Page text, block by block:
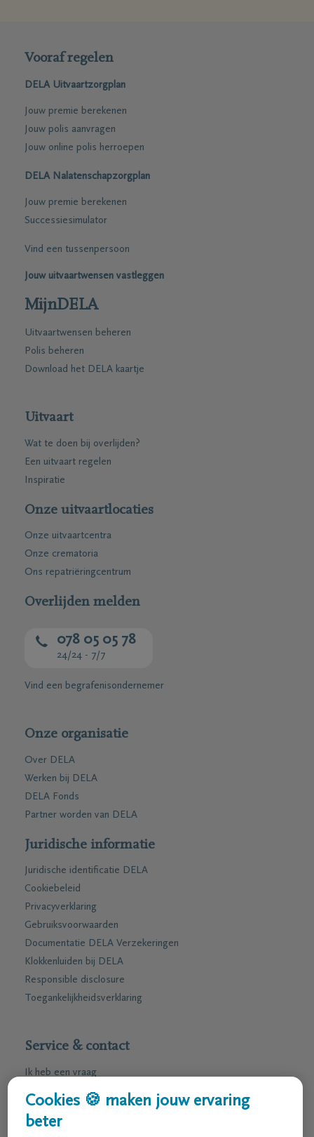
Vooraf regelen
DELA Uitvaartzorgplan
Jouw premie berekenen
Jouw polis aanvragen
Jouw online polis herroepen
DELA Nalatenschapzorgplan
Jouw premie berekenen
Successiesimulator
Vind een tussenpersoon
Jouw uitvaartwensen vastleggen
MijnDELA
Uitvaartwensen beheren
Polis beheren
Download het DELA kaartje
Uitvaart
Wat te doen bij overlijden?
Een uitvaart regelen
Inspiratie
Onze uitvaartlocaties
Onze uitvaartcentra
Onze crematoria
Ons repatriëringcentrum
Overlijden melden
078 05 05 78
24/24 - 7/7
Vind een begrafenisondernemer
Onze organisatie
Over DELA
Werken bij DELA
DELA Fonds
Partner worden van DELA
Juridische informatie
Juridische identificatie DELA
Cookiebeleid
Privacyverklaring
Gebruiksvoorwaarden
Documentatie DELA Verzekeringen
Klokkenluiden bij DELA
Responsible disclosure
Toegankelijkheidsverklaring
Service & contact
Ik heb een vraag
Ik wens een afspraak
Ik wens een brochure per post
Cookies 🍪 maken jouw ervaring
beter